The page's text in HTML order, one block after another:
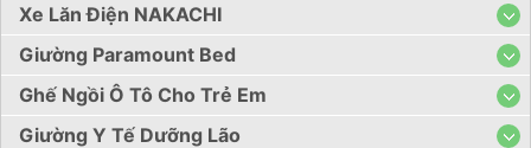
Xe Lăn Điện NAKACHI
Giường Paramount Bed
Ghế Ngồi Ô Tô Cho Trẻ Em
Giường Y Tế Dưỡng Lão